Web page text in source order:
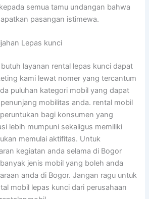
semua tamu undangan bahwa
pasangan istimewa.
Lepas kunci
layanan rental lepas kunci dapat
kami lewat nomer yang tercantum
puluhan kategori mobil yang dapat
mobilitas anda. rental mobil
bagi konsumen yang
lebih mumpuni sekaligus memiliki
memulai aktifitas. Untuk
kegiatan anda selama di Bogor
jenis mobil yang boleh anda
anda di Bogor. Jangan ragu untuk
mobil lepas kunci dari perusahaan